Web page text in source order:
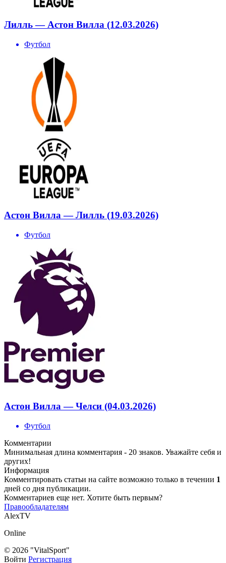
Лилль — Астон Вилла (12.03.2026)
Футбол
Астон Вилла — Лилль (19.03.2026)
Футбол
Астон Вилла — Челси (04.03.2026)
Футбол
Комментарии
Минимальная длина комментария - 20 знаков. Уважайте себя и
других!
Информация
Комментировать статьи на сайте возможно только в течении 1
дней со дня публикации.
Комментариев еще нет. Хотите быть первым?
Правообладателям
AlexTV
Online
© 2026 "VitalSport"
Войти Регистрация